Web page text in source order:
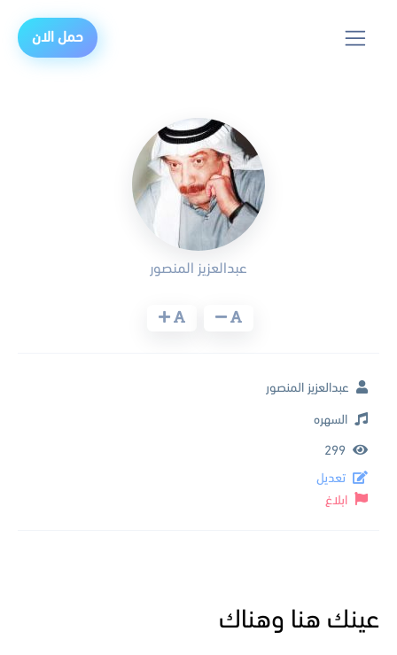
حمل الان
عينك هنا وهناك
عبدالعزيز المنصور
عبدالعزيز المنصور
السهره
299
تعديل
ابلاغ